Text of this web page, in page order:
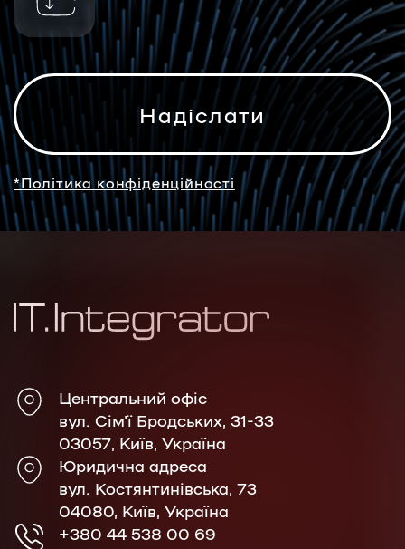
*Політика конфіденційності
Центральний офіс
вул. Сім'ї Бродських, 31-33
03057, Київ, Україна
Юридична адреса
вул. Костянтинівська, 73
04080, Київ, Україна
+380 44 538 00 69